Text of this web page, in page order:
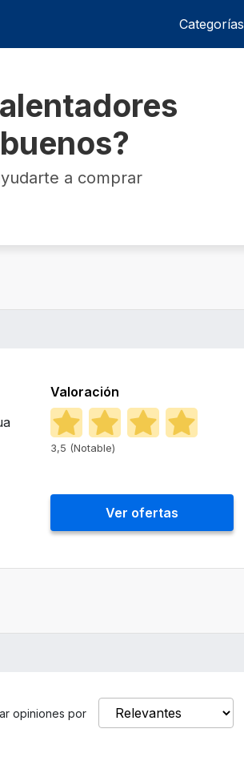
Categorías
a comprar
Valoración
3,5 (Notable)
Ver ofertas
opiniones por